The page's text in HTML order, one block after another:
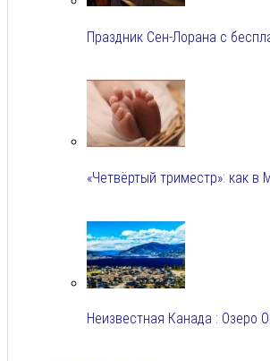
Праздник Сен-Лорана с
«Четвёртый триместр»: как
Неизвестная Канада : Озеро